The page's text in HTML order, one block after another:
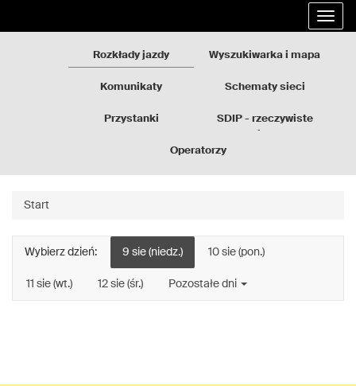
Rozkłady jazdy Wyszukiwarka i mapa
Komunikaty Schematy sieci
Przystanki
SDIP - rzeczywiste
Operatorzy
Start
Wybierz dzień: 9 sie (niedz.) 10 sie (pon.)
11 sie (wt.) 12 sie (śr.) Pozostałe dni